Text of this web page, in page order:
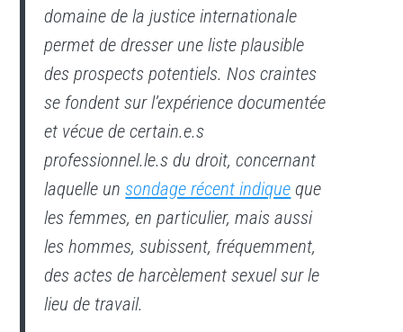
domaine de la justice internationale
permet de dresser une liste plausible
des prospects potentiels. Nos craintes
se fondent sur l’expérience documentée
et vécue de certain.e.s
professionnel.le.s du droit, concernant
laquelle unsondage récent indique que
les femmes, en particulier, mais aussi
les hommes, subissent, fréquemment,
des actes de harcèlement sexuel sur le
lieu de travail.